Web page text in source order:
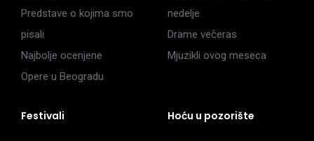
Predstave o kojima smo
pisali
Najbolje ocenjene
Opere u Beogradu
nedelje
Drame večeras
Mjuzikli ovog meseca
Festivali Hoću u pozorište